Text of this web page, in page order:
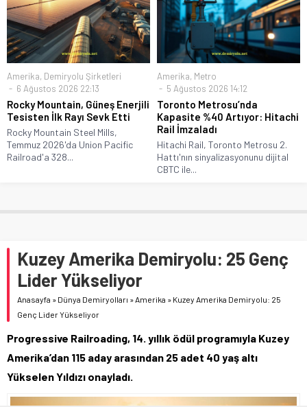
Amerika, Demiryolu Şirketleri
6 Ağustos 2026 22:13
Rocky Mountain, Güneş Enerjili
Tesisten İlk Rayı Sevk Etti
Rocky Mountain Steel Mills,
Temmuz 2026'da Union Pacific
Railroad'a 328...
Amerika, Metro
5 Ağustos 2026 14:12
Toronto Metrosu’nda
Kapasite %40 Artıyor: Hitachi
Rail İmzaladı
Hitachi Rail, Toronto Metrosu 2.
Hattı'nın sinyalizasyonunu dijital
CBTC ile...
Kuzey Amerika Demiryolu: 25 Genç
Lider Yükseliyor
Anasayfa » Dünya Demiryolları »Amerika » Kuzey Amerika Demiryolu: 25
Genç Lider Yükseliyor
Progressive Railroading, 14. yıllık ödül programıyla Kuzey
Amerika’dan 115 aday arasından 25 adet 40 yaş altı
Yükselen Yıldızı onayladı.